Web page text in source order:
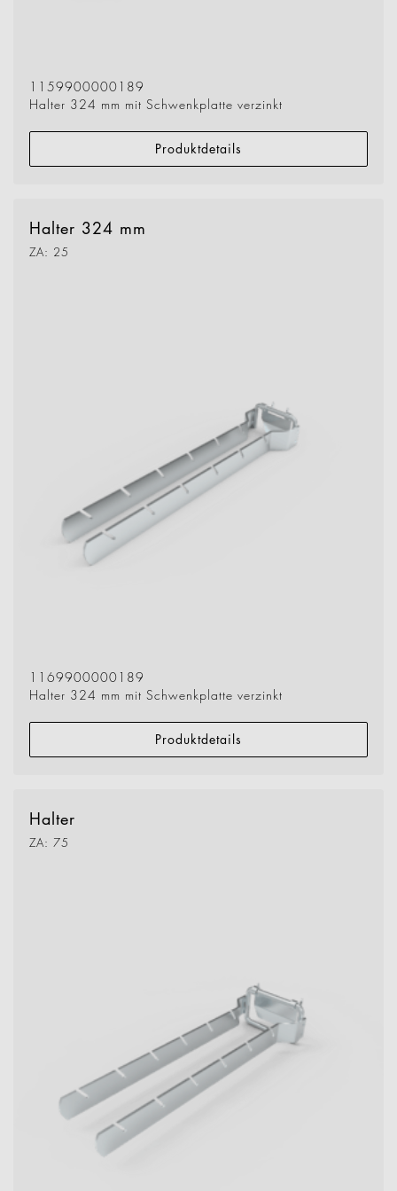
1159900000189
Halter 324 mm mit Schwenkplatte verzinkt
Produktdetails
Halter 324 mm
ZA: 25
1169900000189
Halter 324 mm mit Schwenkplatte verzinkt
Produktdetails
Halter
ZA: 75